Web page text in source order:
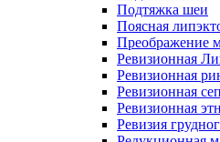
Подтяжка шеи
Поясная
Преображение
Ревизионная
Ревизионная
Ревизионная
Ревизионная
Ревизия